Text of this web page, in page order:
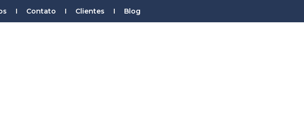
Contato Clientes Blog